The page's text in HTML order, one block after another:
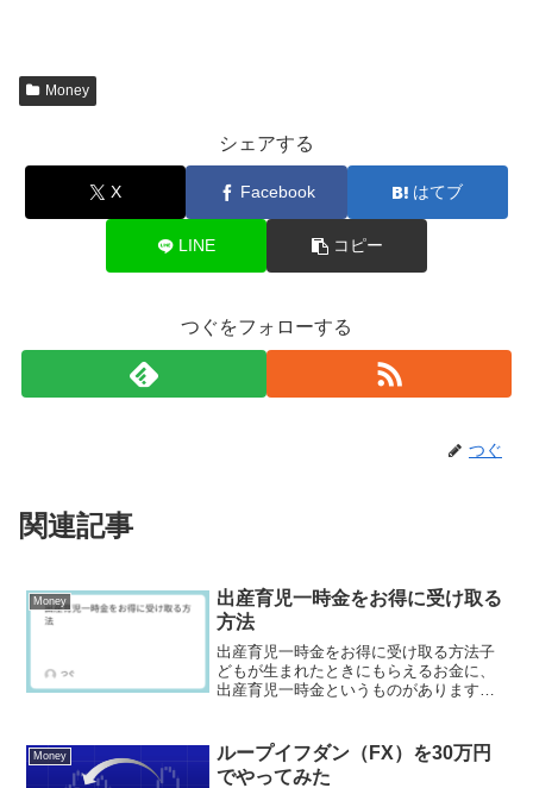
Money
シェアする
X Facebook はてブ
LINE コピー
つぐをフォローする
つぐ
関連記事
Money
出産育児一時金をお得に受け取る
方法
出産育児一時金をお得に受け取る方法子
どもが生まれたときにもらえるお金に、
出産育児一時金というものがあります。
育児一時金をもらう際にお得な受け取り
方法があります。お得に...
Money
ループイフダン（FX）を30万円
でやってみた